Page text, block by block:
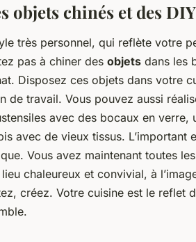
objets chinés et des DIY
très personnel, qui reflète votre
pas à chiner des objets dans les
Disposez ces objets dans votre
de travail. Vous pouvez aussi
avec des bocaux en verre,
avec de vieux tissus. L’important
Vous avez maintenant toutes
chaleureux et convivial, à
créez. Votre cuisine est le reflet